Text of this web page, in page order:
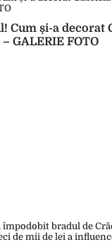
Cum și-a decorat
GALERIE FOTO